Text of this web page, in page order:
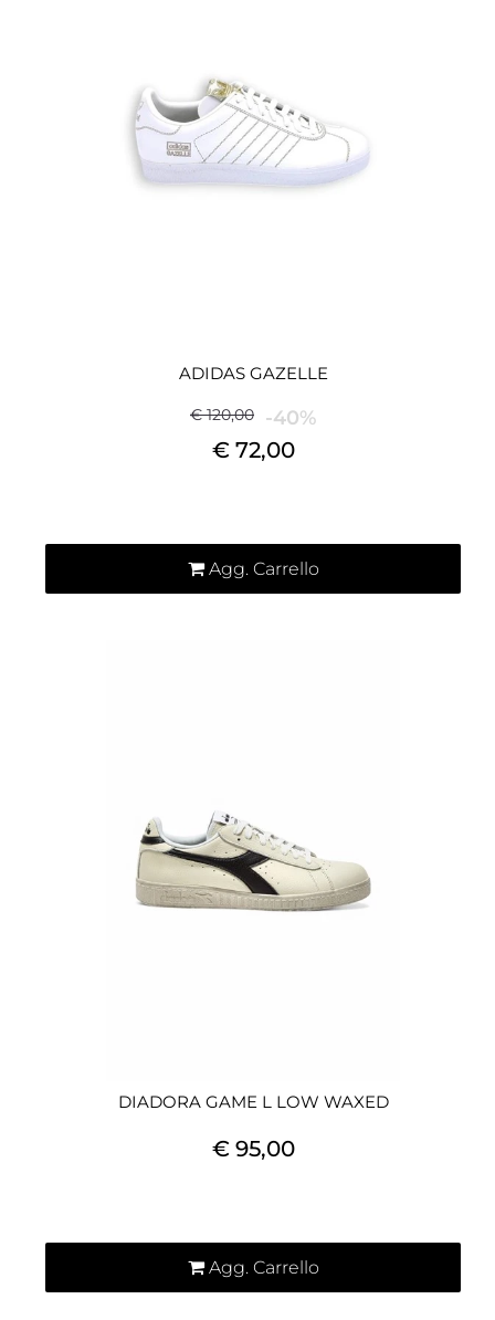
ADIDAS GAZELLE
€ 120,00 -40%
€ 72,00
Agg. Carrello
DIADORA GAME L LOW WAXED
€ 95,00
Agg. Carrello